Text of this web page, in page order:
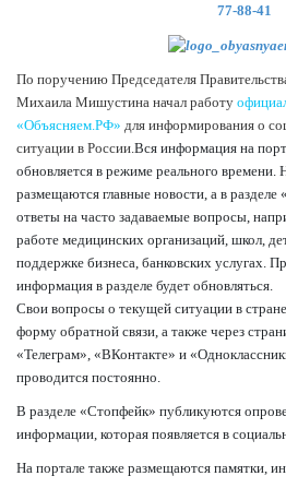
77-88-41
По поручению Председателя
Михаила Мишустина начал работу
«Объясняем.РФ» для информирования о
ситуации в России.Вся информация на
обновляется в режиме реального времени.
размещаются главные новости, а в
ответы на часто задаваемые вопросы,
работе медицинских организаций, школ,
поддержке бизнеса, банковских услугах.
информация в разделе будет обновляться.
Свои вопросы о текущей ситуации в
форму обратной связи, а также через
«Телеграм», «ВКонтакте» и
проводится постоянно.
В разделе «Стопфейк» публикуются
информации, которая появляется в
На портале также размещаются памятки,